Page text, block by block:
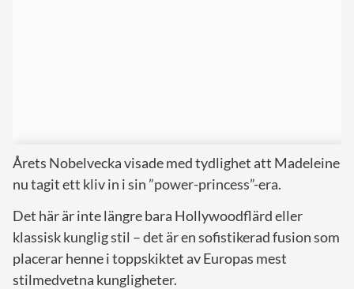
Årets Nobelvecka visade med tydlighet att Madeleine
nu tagit ett kliv in i sin ”power-princess”-era.
Det här är inte längre bara Hollywoodflärd eller
klassisk kunglig stil – det är en sofistikerad fusion som
placerar henne i toppskiktet av Europas mest
stilmedvetna kungligheter.